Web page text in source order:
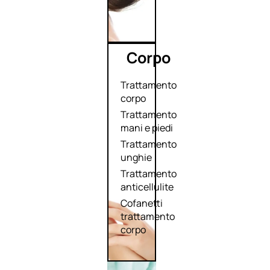
Corpo
Trattamento
corpo
Trattamento
mani e piedi
Trattamento
unghie
Trattamento
anticellulite
Cofanetti
trattamento
corpo